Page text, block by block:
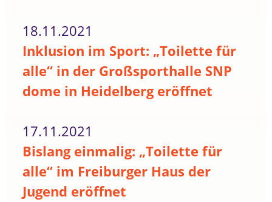
18.11.2021
Inklusion im Sport: „Toilette für
alle“ in der Großsporthalle SNP
dome in Heidelberg eröffnet
17.11.2021
Bislang einmalig: „Toilette für
alle“ im Freiburger Haus der
Jugend eröffnet